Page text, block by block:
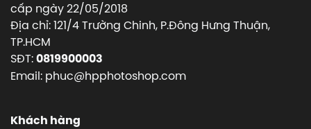
cấp ngày 22/05/2018
Địa chỉ: 121/4 Trường Chinh, P.Đông Hưng Thuận,
TP.HCM
SĐT:0819900003
Email: phuc@hpphotoshop.com
Khách hàng